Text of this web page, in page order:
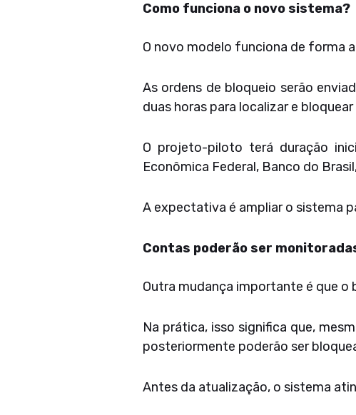
Como funciona o novo sistema?
O novo modelo funciona de forma
As ordens de bloqueio serão
duas horas para localizar e
O projeto-piloto terá duração
Econômica Federal, Banco do
A expectativa é ampliar o sistema
Contas poderão ser
Outra mudança importante é que
Na prática, isso significa que,
posteriormente poderão ser
Antes da atualização, o sistema